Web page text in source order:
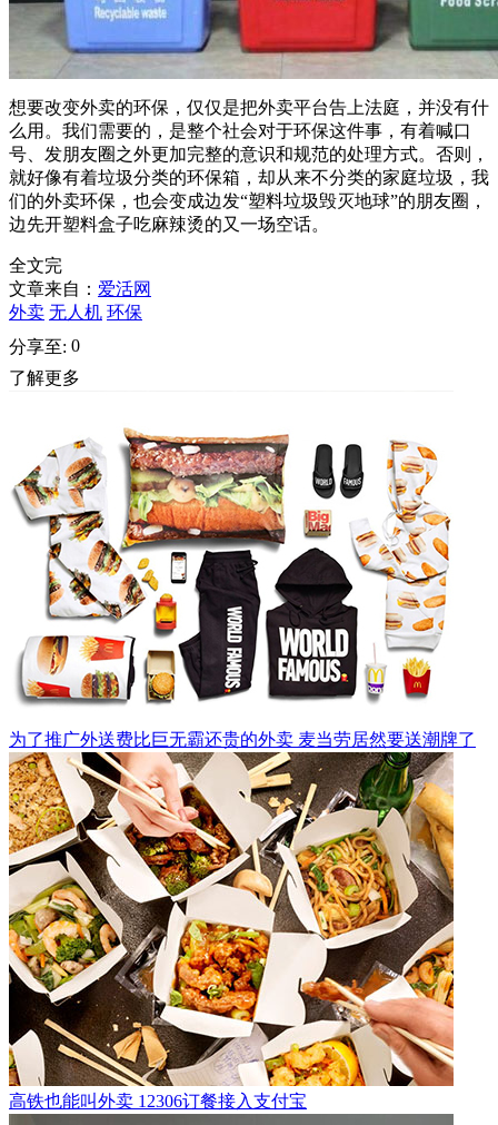
想要改变外卖的环保，仅仅是把外卖平台告上法庭，并没有什
么用。我们需要的，是整个社会对于环保这件事，有着喊口
号、发朋友圈之外更加完整的意识和规范的处理方式。否则，
就好像有着垃圾分类的环保箱，却从来不分类的家庭垃圾，我
们的外卖环保，也会变成边发“塑料垃圾毁灭地球”的朋友圈，
边先开塑料盒子吃麻辣烫的又一场空话。
全文完
文章来自： 爱活网
外卖 无人机 环保
分享至: 0
了解更多
为了推广外送费比巨无霸还贵的外卖 麦当劳居然要送潮牌了
高铁也能叫外卖 12306订餐接入支付宝